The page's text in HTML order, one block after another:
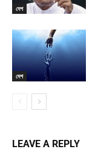
দেশ
দেশ
LEAVE A REPLY